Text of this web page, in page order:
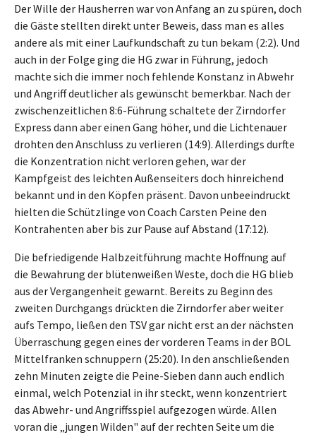
Der Wille der Hausherren war von Anfang an zu spüren, doch
die Gäste stellten direkt unter Beweis, dass man es alles
andere als mit einer Laufkundschaft zu tun bekam (2:2). Und
auch in der Folge ging die HG zwar in Führung, jedoch
machte sich die immer noch fehlende Konstanz in Abwehr
und Angriff deutlicher als gewünscht bemerkbar. Nach der
zwischenzeitlichen 8:6-Führung schaltete der Zirndorfer
Express dann aber einen Gang höher, und die Lichtenauer
drohten den Anschluss zu verlieren (14:9). Allerdings durfte
die Konzentration nicht verloren gehen, war der
Kampfgeist des leichten Außenseiters doch hinreichend
bekannt und in den Köpfen präsent. Davon unbeeindruckt
hielten die Schützlinge von Coach Carsten Peine den
Kontrahenten aber bis zur Pause auf Abstand (17:12).
Die befriedigende Halbzeitführung machte Hoffnung auf
die Bewahrung der blütenweißen Weste, doch die HG blieb
aus der Vergangenheit gewarnt. Bereits zu Beginn des
zweiten Durchgangs drückten die Zirndorfer aber weiter
aufs Tempo, ließen den TSV gar nicht erst an der nächsten
Überraschung gegen eines der vorderen Teams in der BOL
Mittelfranken schnuppern (25:20). In den anschließenden
zehn Minuten zeigte die Peine-Sieben dann auch endlich
einmal, welch Potenzial in ihr steckt, wenn konzentriert
das Abwehr- und Angriffsspiel aufgezogen würde. Allen
voran die „jungen Wilden" auf der rechten Seite um die